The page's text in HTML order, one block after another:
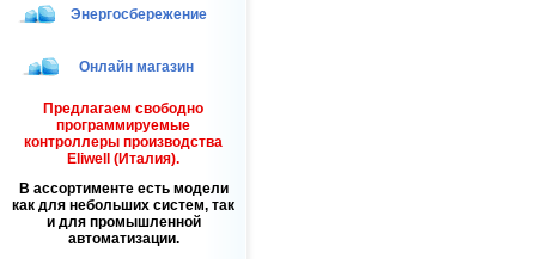
Энергосбережение
Онлайн магазин
Предлагаем свободно
программируемые
контроллеры производства
Eliwell (Италия).
В ассортименте есть модели
как для небольших систем, так
и для промышленной
автоматизации.